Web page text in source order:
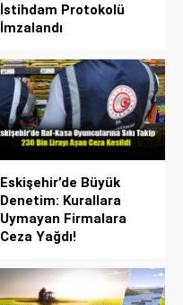
İstihdam Protokolü
İmzalandı
Eskişehir’de Büyük
Denetim: Kurallara
Uymayan Firmalara
Ceza Yağdı!